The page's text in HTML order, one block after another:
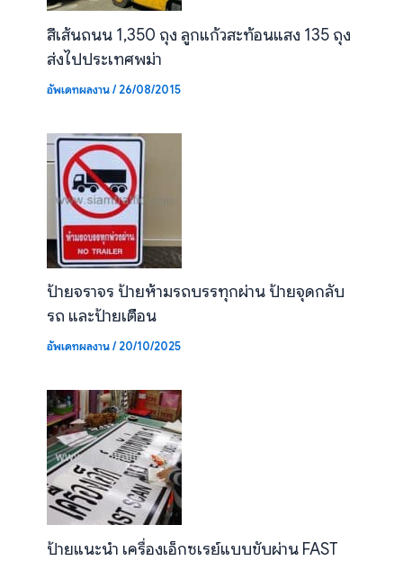
สีเส้นถนน 1,350 ถุง ลูกแก้วสะท้อนแสง 135 ถุง
ส่งไปประเทศพม่า
อัพเดทผลงาน/26/08/2015
ป้ายจราจร ป้ายห้ามรถบรรทุกผ่าน ป้ายจุดกลับ
รถ และป้ายเตือน
อัพเดทผลงาน/20/10/2025
ป้ายแนะนำ เครื่องเอ็กซเรย์แบบขับผ่าน FAST